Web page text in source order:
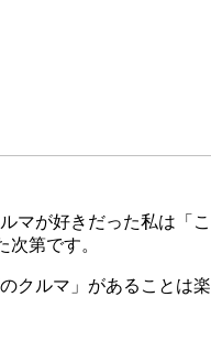
マが好きだった私は「こ
第です。
クルマ」があることは楽